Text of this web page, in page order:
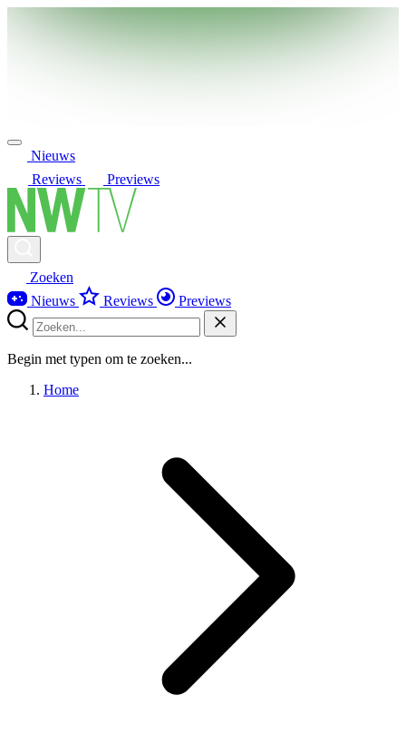
Nieuws
Reviews
Previews
Zoeken
Nieuws
Reviews Previews
Begin met typen om te zoeken...
Home